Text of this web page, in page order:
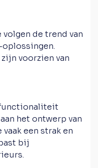
volgen de trend van
voorzien van
het ontwerp van
een strak en
bij